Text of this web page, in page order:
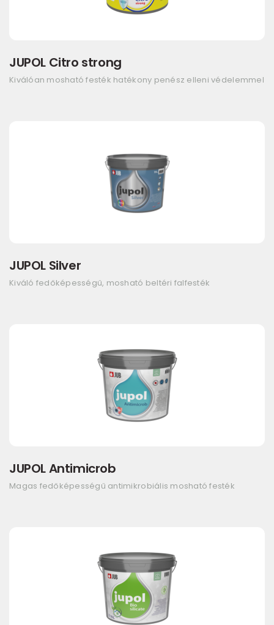
JUPOL Citro strong
Kiválóan mosható festék hatékony penész elleni védelemmel
JUPOL Silver
Kiváló fedőképességű, mosható beltéri falfesték
JUPOL Antimicrob
Magas fedőképességű antimikrobiális mosható festék